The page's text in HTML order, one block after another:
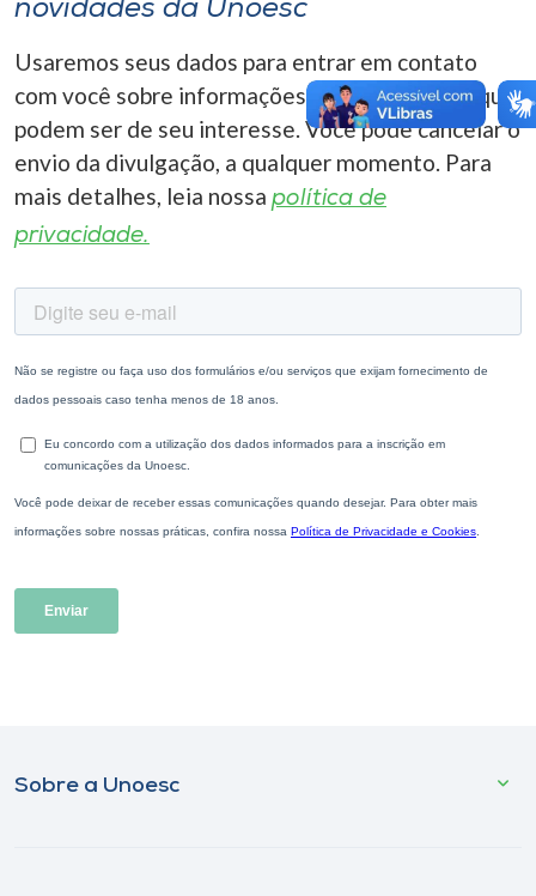
novidades da Unoesc
Usaremos seus dados para entrar em contato
com você sobre informações correlacionadas que
podem ser de seu interesse. Você pode cancelar o
envio da divulgação, a qualquer momento. Para
mais detalhes, leia nossa política de
privacidade.
Sobre a Unoesc